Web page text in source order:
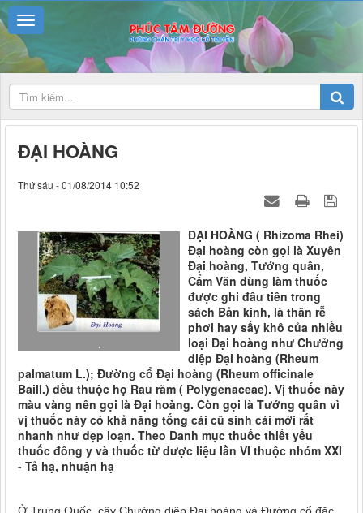
ĐẠI HOÀNG
Thứ sáu - 01/08/2014 10:52
.
ĐẠI HOÀNG ( Rhizoma Rhei)
Đại hoàng còn gọi là Xuyên
Đại hoàng, Tướng quân,
Cẩm Văn dùng làm thuốc
được ghi đầu tiên trong
sách Bản kinh, là thân rễ
phơi hay sấy khô của nhiều
loại Đại hoàng như Chưởng
diệp Đại hoàng (Rheum
palmatum L.); Đường cổ Đại hoàng (Rheum officinale
Baill.) đều thuộc họ Rau răm ( Polygenaceae). Vị thuốc này
màu vàng nên gọi là Đại hoàng. Còn gọi là Tướng quân vì
vị thuốc này có khả năng tống cái cũ sinh cái mới rất
nhanh như dẹp loạn. Theo Danh mục thuốc thiết yếu
thuốc đông y và thuốc từ dược liệu lần VI thuộc nhóm XXI
- Tả hạ, nhuận hạ